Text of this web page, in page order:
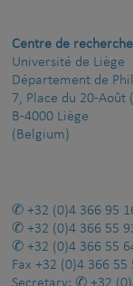
Centre de
Université de Liège
Département de
7, Place du 20-Août
B-4000 Liège
(Belgium)
+32 (0)4 366 95
+32 (0)4 366 55
+32 (0)4 366 55
Fax +32 (0)4 366 55